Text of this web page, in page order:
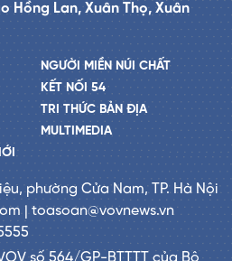
Hồng Lan, Xuân Thọ, Xuân
NGƯỜI MIỀN NÚI CHẤT
KẾT NỐI 54
TRI THỨC BẢN ĐỊA
MULTIMEDIA
phường Cửa Nam, TP. Hà Nội
| toasoan@vovnews.vn
số 564/GP-BTTTT của Bộ